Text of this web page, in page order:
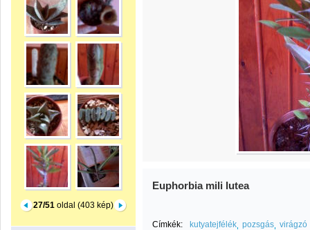
27/51 oldal (403 kép)
Euphorbia mili lutea
Címkék: kutyatejfélék pozsgás virágzó